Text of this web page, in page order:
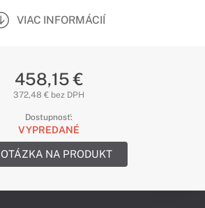
VIAC INFORMÁCIÍ
458,15 €
372,48 € bez DPH
Dostupnosť:
VYPREDANÉ
OTÁZKA NA PRODUKT